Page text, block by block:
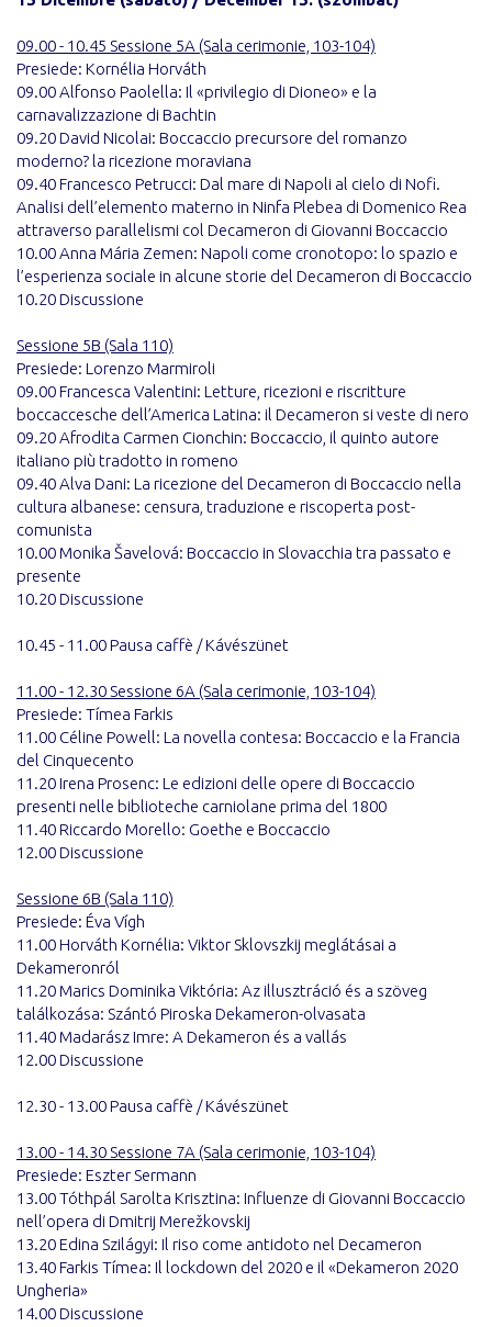
09.00 - 10.45 Sessione 5A (Sala cerimonie, 103-104)
Presiede: Kornélia Horváth
09.00 Alfonso Paolella: Il «privilegio di Dioneo» e la
carnavalizzazione di Bachtin
09.20 David Nicolai: Boccaccio precursore del romanzo
moderno? la ricezione moraviana
09.40 Francesco Petrucci: Dal mare di Napoli al cielo di Nofi.
Analisi dell’elemento materno in Ninfa Plebea di Domenico Rea
attraverso parallelismi col Decameron di Giovanni Boccaccio
10.00 Anna Mária Zemen: Napoli come cronotopo: lo spazio e
l’esperienza sociale in alcune storie del Decameron di Boccaccio
10.20 Discussione
Sessione 5B (Sala 110)
Presiede: Lorenzo Marmiroli
09.00 Francesca Valentini: Letture, ricezioni e riscritture
boccaccesche dell’America Latina: il Decameron si veste di nero
09.20 Afrodita Carmen Cionchin: Boccaccio, il quinto autore
italiano più tradotto in romeno
09.40 Alva Dani: La ricezione del Decameron di Boccaccio nella
cultura albanese: censura, traduzione e riscoperta post-
comunista
10.00 Monika Šavelová: Boccaccio in Slovacchia tra passato e
presente
10.20 Discussione
10.45 - 11.00 Pausa caffè / Kávészünet
11.00 - 12.30 Sessione 6A (Sala cerimonie, 103-104)
Presiede: Tímea Farkis
11.00 Céline Powell: La novella contesa: Boccaccio e la Francia
del Cinquecento
11.20 Irena Prosenc: Le edizioni delle opere di Boccaccio
presenti nelle biblioteche carniolane prima del 1800
11.40 Riccardo Morello: Goethe e Boccaccio
12.00 Discussione
Sessione 6B (Sala 110)
Presiede: Éva Vígh
11.00 Horváth Kornélia: Viktor Sklovszkij meglátásai a
Dekameronról
11.20 Marics Dominika Viktória: Az illusztráció és a szöveg
találkozása: Szántó Piroska Dekameron-olvasata
11.40 Madarász Imre: A Dekameron és a vallás
12.00 Discussione
12.30 - 13.00 Pausa caffè / Kávészünet
13.00 - 14.30 Sessione 7A (Sala cerimonie, 103-104)
Presiede: Eszter Sermann
13.00 Tóthpál Sarolta Krisztina: Influenze di Giovanni Boccaccio
nell’opera di Dmitrij Merežkovskij
13.20 Edina Szilágyi: Il riso come antidoto nel Decameron
13.40 Farkis Tímea: Il lockdown del 2020 e il «Dekameron 2020
Ungheria»
14.00 Discussione